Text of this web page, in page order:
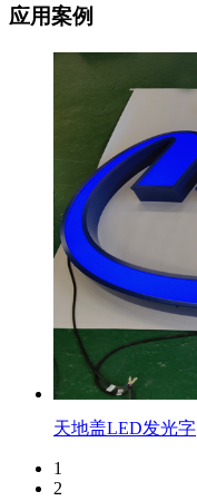
应用案例
天地盖LED发光字
1
2